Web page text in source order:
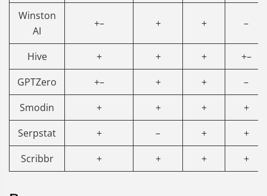
Winston
AI
+– + + –
Hive + + +
+–
GPTZero
+– + +
–
Smodin
+ + +
+
Serpstat
+ – +
+
Scribbr
+ + + +